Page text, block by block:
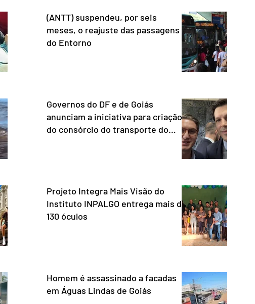
(ANTT) suspendeu, por seis
meses, o reajuste das passagens
do Entorno
Governos do DF e de Goiás
anunciam a iniciativa para criação
do consórcio do transporte do
Projeto Integra Mais Visão do
Instituto INPALGO entrega mais de
130 óculos
Homem é assassinado a facadas
em Águas Lindas de Goiás